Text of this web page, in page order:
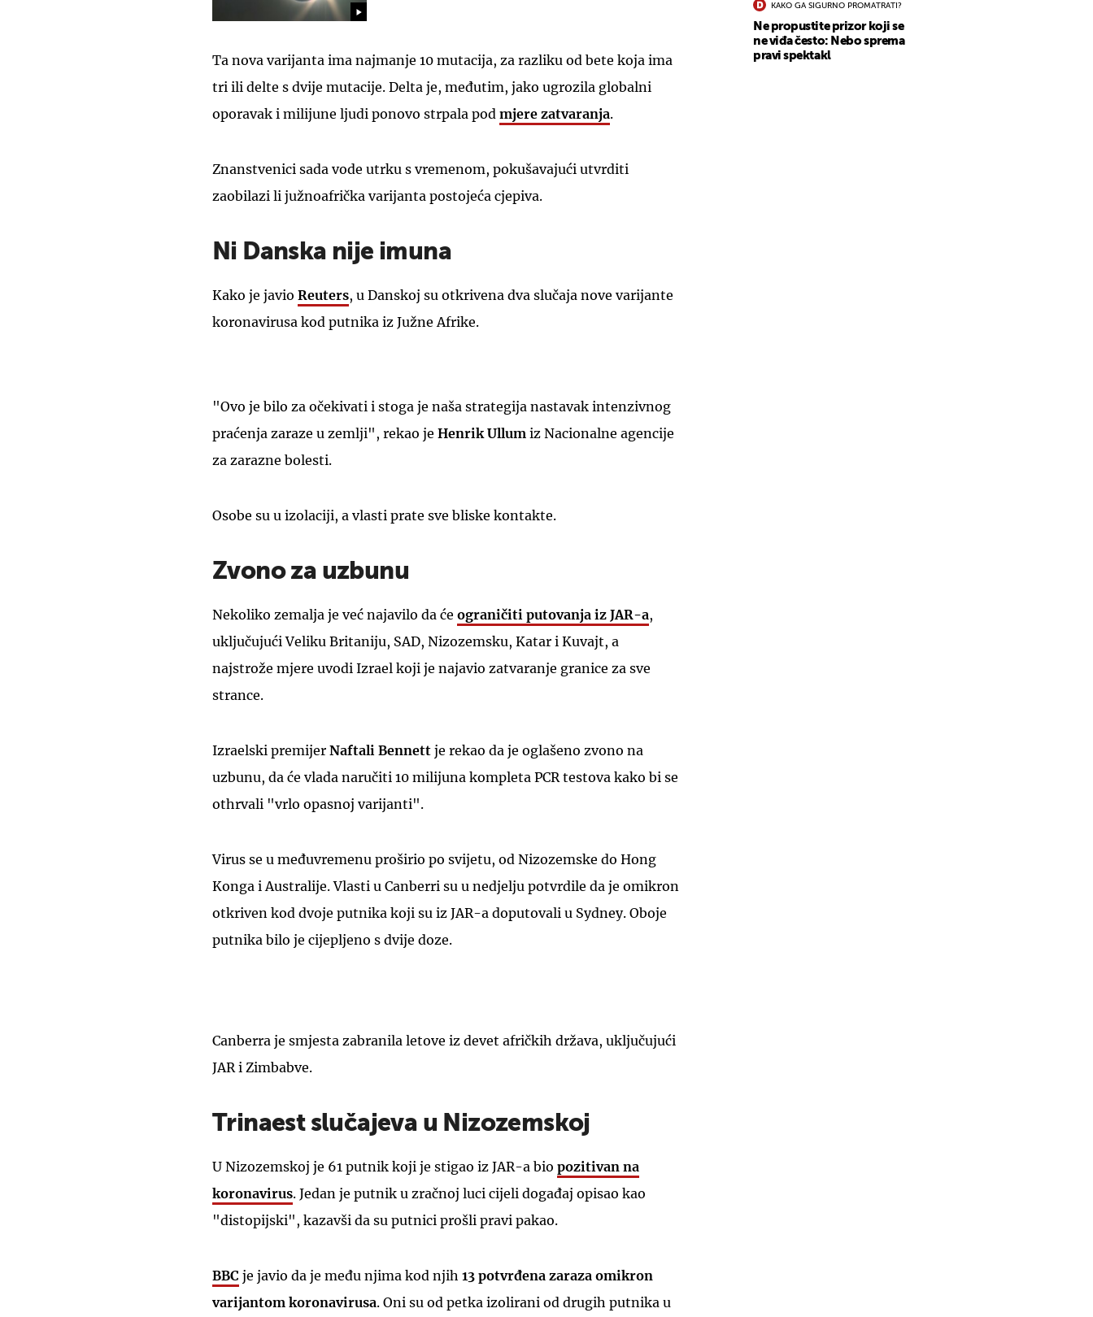
Ta nova varijanta ima najmanje 10 mutacija, za razliku od bete koja ima
tri ili delte s dvije mutacije. Delta je, međutim, jako ugrozila globalni
oporavak i milijune ljudi ponovo strpala pod mjere zatvaranja.
Znanstvenici sada vode utrku s vremenom, pokušavajući utvrditi
zaobilazi li južnoafrička varijanta postojeća cjepiva.
Ni Danska nije imuna
Kako je javio Reuters, u Danskoj su otkrivena dva slučaja nove varijante
koronavirusa kod putnika iz Južne Afrike.
"Ovo je bilo za očekivati ​​i stoga je naša strategija nastavak intenzivnog
praćenja zaraze u zemlji", rekao je Henrik Ullum iz Nacionalne agencije
za zarazne bolesti.
Osobe su u izolaciji, a vlasti prate sve bliske kontakte.
Zvono za uzbunu
Nekoliko zemalja je već najavilo da će ograničiti putovanja iz JAR-a,
uključujući Veliku Britaniju, SAD, Nizozemsku, Katar i Kuvajt, a
najstrože mjere uvodi Izrael koji je najavio zatvaranje granice za sve
strance.
Izraelski premijer Naftali Bennett je rekao da je oglašeno zvono na
uzbunu, da će vlada naručiti 10 milijuna kompleta PCR testova kako bi se
othrvali "vrlo opasnoj varijanti".
Virus se u međuvremenu proširio po svijetu, od Nizozemske do Hong
Konga i Australije. Vlasti u Canberri su u nedjelju potvrdile da je omikron
otkriven kod dvoje putnika koji su iz JAR-a doputovali u Sydney. Oboje
putnika bilo je cijepljeno s dvije doze.
Canberra je smjesta zabranila letove iz devet afričkih država, uključujući
JAR i Zimbabve.
Trinaest slučajeva u Nizozemskoj
U Nizozemskoj je 61 putnik koji je stigao iz JAR-a bio pozitivan na
koronavirus. Jedan je putnik u zračnoj luci cijeli događaj opisao kao
"distopijski", kazavši da su putnici prošli pravi pakao.
BBC je javio da je među njima kod njih 13 potvrđena zaraza omikron
varijantom koronavirusa. Oni su od petka izolirani od drugih putnika u
KAKO GA SIGURNO PROMATRATI?
Ne propustite prizor koji se
ne viđa često: Nebo sprema
pravi spektakl